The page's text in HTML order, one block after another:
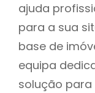
ajuda
para a sua
base de
equipa
solução para